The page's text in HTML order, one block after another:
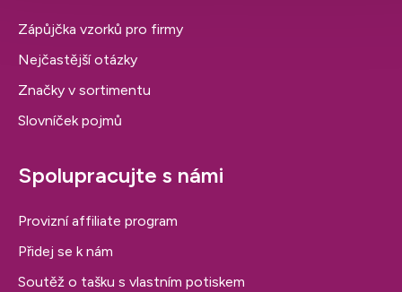
Zápůjčka vzorků pro firmy
Nejčastější otázky
Značky v sortimentu
Slovníček pojmů
Spolupracujte s námi
Provizní affiliate program
Přidej se k nám
Soutěž o tašku s vlastním potiskem